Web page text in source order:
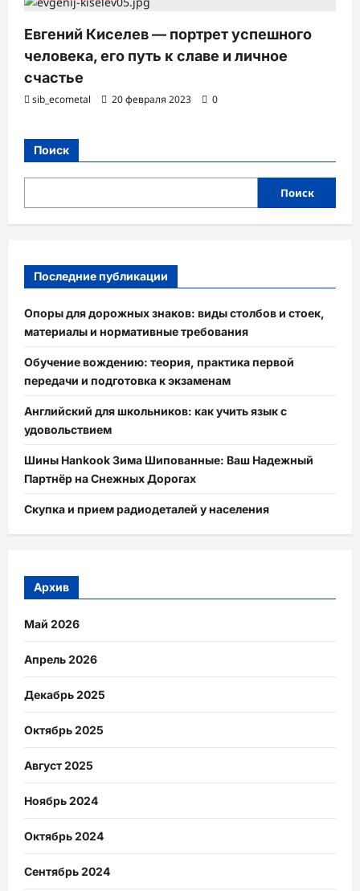
Евгений Киселев — портрет успешного
человека, его путь к славе и личное
счастье
sib_ecometal 20 февраля 2023 0
Поиск
Поиск
Последние публикации
Опоры для дорожных знаков: виды столбов и стоек,
материалы и нормативные требования
Обучение вождению: теория, практика первой
передачи и подготовка к экзаменам
Английский для школьников: как учить язык с
удовольствием
Шины Hankook Зима Шипованные: Ваш Надежный
Партнёр на Снежных Дорогах
Скупка и прием радиодеталей у населения
Архив
Май 2026
Апрель 2026
Декабрь 2025
Октябрь 2025
Август 2025
Ноябрь 2024
Октябрь 2024
Сентябрь 2024